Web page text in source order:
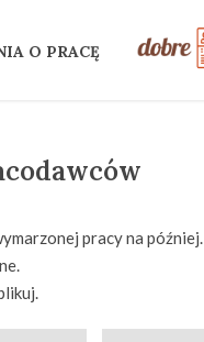
O PRACĘ
pracy na